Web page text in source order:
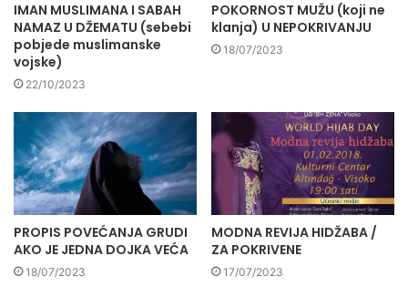
IMAN MUSLIMANA I SABAH
NAMAZ U DŽEMATU (sebebi
pobjede muslimanske
vojske)
22/10/2023
POKORNOST MUŽU (koji ne
klanja) U NEPOKRIVANJU
18/07/2023
PROPIS POVEĆANJA GRUDI
AKO JE JEDNA DOJKA VEĆA
18/07/2023
MODNA REVIJA HIDŽABA /
ZA POKRIVENE
17/07/2023